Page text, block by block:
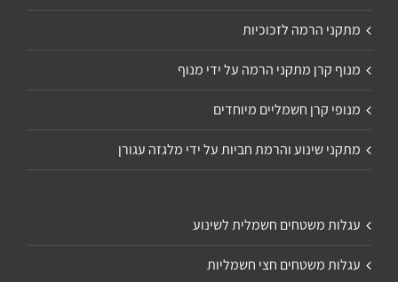
מתקני הרמה לזכוכיות
מנוף קרן מתקני הרמה על ידי מנוף
מנופי קרן חשמליים מיוחדים
מתקני שינוע והרמת חביות על ידי מלגזה עגורן
עגלות משטחים חשמלית לשינוע
עגלות משטחים חצי חשמליות